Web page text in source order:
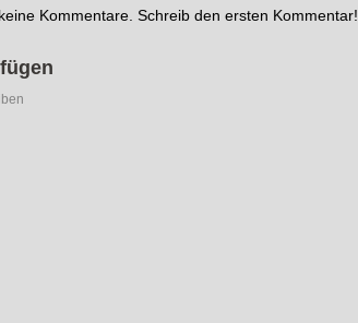
Kommentare. Schreib den ersten Kommentar!